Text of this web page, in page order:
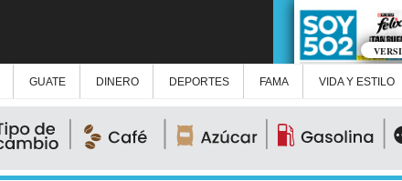
GUATE DINERO DEPORTES FAMA VIDA Y ESTILO